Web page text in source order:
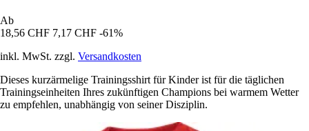
Ab
18,56 CHF 7,17 CHF -61%
inkl. MwSt. zzgl. Versandkosten
Dieses kurzärmelige Trainingsshirt für Kinder ist für die täglichen
Trainingseinheiten Ihres zukünftigen Champions bei warmem Wetter
zu empfehlen, unabhängig von seiner Disziplin.